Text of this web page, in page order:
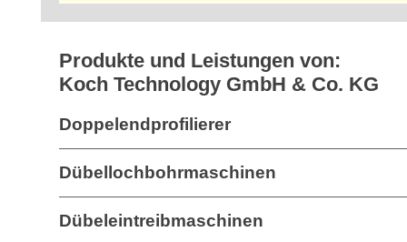
Produkte und Leistungen von:
Koch Technology GmbH & Co. KG
Doppelendprofilierer
Dübellochbohrmaschinen
Dübeleintreibmaschinen